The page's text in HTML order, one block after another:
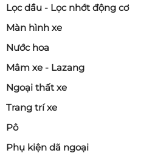
Lọc dầu - Lọc nhớt động cơ
Màn hình xe
Nước hoa
Mâm xe - Lazang
Ngoại thất xe
Trang trí xe
Pô
Phụ kiện dã ngoại